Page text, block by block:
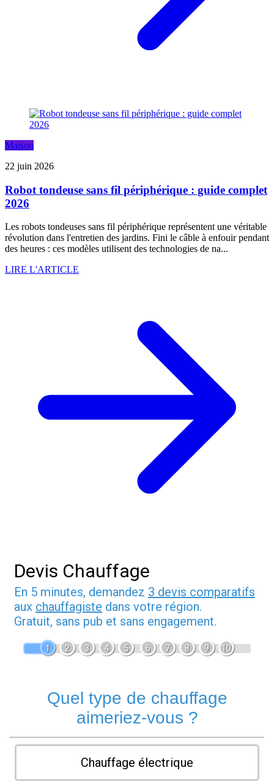
Maison
22 juin 2026
Robot tondeuse sans fil périphérique : guide complet
2026
Les robots tondeuses sans fil périphérique représentent une véritable
révolution dans l'entretien des jardins. Fini le câble à enfouir pendant
des heures : ces modèles utilisent des technologies de na...
LIRE L'ARTICLE
Devis Chauffage
En 5 minutes, demandez 3 devis comparatifs
aux chauffagiste dans votre région.
Gratuit, sans pub et sans engagement.
1 2 3 4 5 6 7 8 9 10
Quel type de chauffage
aimeriez-vous ?
Chauffage électrique